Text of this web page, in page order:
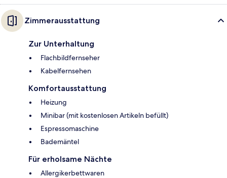
Zimmerausstattung
Zur Unterhaltung
Flachbildfernseher
Kabelfernsehen
Komfortausstattung
Heizung
Minibar (mit kostenlosen Artikeln befüllt)
Espressomaschine
Bademäntel
Für erholsame Nächte
Allergikerbettwaren